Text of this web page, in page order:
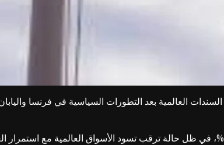
العالمية بعد التطورات السياسية في فرنسا
وشهدت عوائد السندات لأجل 10 سنوات ارتفاعا إلى 4.164%، بينما بلغت عوائد السندات لأجل عامين نحو 3.597%، في ظل حالة ترقب تسود الأسواق